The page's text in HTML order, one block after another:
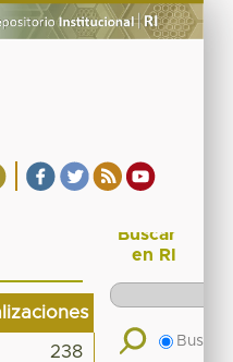
238
Buscar
en RI
Buscar